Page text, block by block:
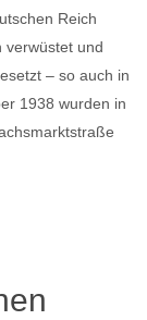
Reich
verwüstet und
– so auch in
1938 wurden in